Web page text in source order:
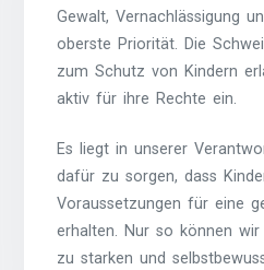
Gewalt, Vernachlässigung
oberste Priorität. Die
zum Schutz von Kindern
aktiv für ihre Rechte ein.
Es liegt in unserer
dafür zu sorgen, dass
Voraussetzungen für eine
erhalten. Nur so können
zu starken und